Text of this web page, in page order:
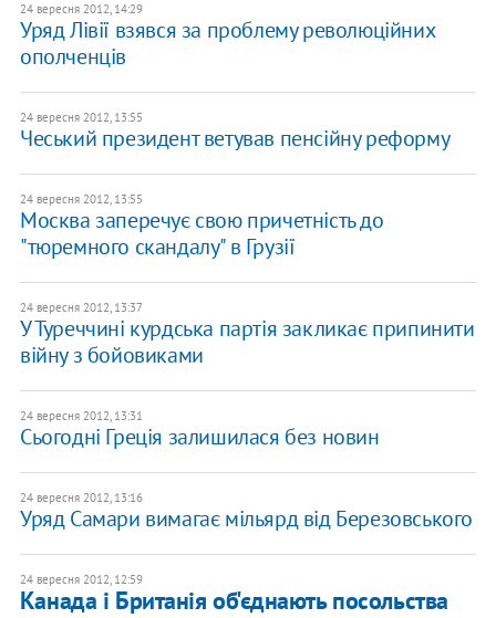
24 вересня 2012, 14:29
Уряд Лівії взявся за проблему революційних
ополченців
24 вересня 2012, 13:55
Чеський президент ветував пенсійну реформу
24 вересня 2012, 13:55
Москва заперечує свою причетність до
"тюремного скандалу" в Грузії
24 вересня 2012, 13:37
У Туреччині курдська партія закликає припинити
війну з бойовиками
24 вересня 2012, 13:31
Сьогодні Греція залишилася без новин
24 вересня 2012, 13:16
Уряд Самари вимагає мільярд від Березовського
24 вересня 2012, 12:59
Канада і Британія об'єднають посольства